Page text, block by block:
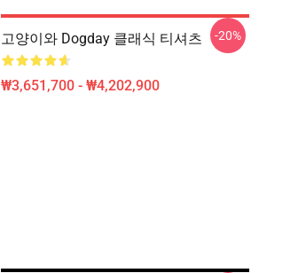
고양이와 Dogday 클래식 티셔츠
₩3,651,700 - ₩4,202,900
-20%